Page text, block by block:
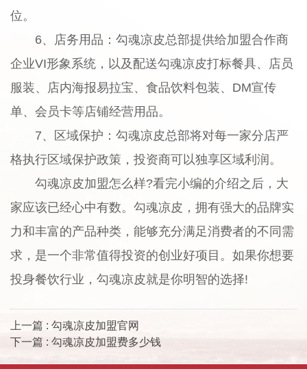
位。
6、店务用品：勾魂凉皮总部提供给加盟合作商
企业VI形象系统，以及配送勾魂凉皮打标餐具、店员
服装、店内海报易拉宝、食品饮料包装、DM宣传
单、会员卡等店铺经营用品。
7、区域保护：勾魂凉皮总部将对每一家分店严
格执行区域保护政策，投资商可以独享区域利润。
勾魂凉皮加盟怎么样?看完小编的介绍之后，大
家应该已经心中有数。勾魂凉皮，拥有强大的品牌实
力和丰富的产品种类，能够充分满足消费者的不同需
求，是一个非常值得投资的创业好项目。如果你想要
投身餐饮行业，勾魂凉皮就是你明智的选择!
上一篇 : 勾魂凉皮加盟官网
下一篇 : 勾魂凉皮加盟费多少钱